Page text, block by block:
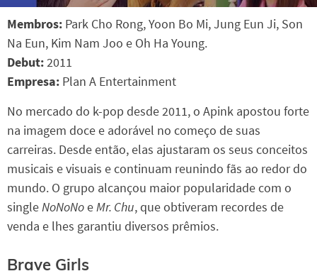
Membros: Park Cho Rong, Yoon Bo Mi, Jung Eun Ji, Son
Na Eun, Kim Nam Joo e Oh Ha Young.
Debut:2011
Empresa: Plan A Entertainment
No mercado do k-pop desde 2011, o Apink apostou forte
na imagem doce e adorável no começo de suas
carreiras. Desde então, elas ajustaram os seus conceitos
musicais e visuais e continuam reunindo fãs ao redor do
mundo. O grupo alcançou maior popularidade com o
singleNoNoNoeMr. Chu, que obtiveram recordes de
venda e lhes garantiu diversos prêmios.
Brave Girls